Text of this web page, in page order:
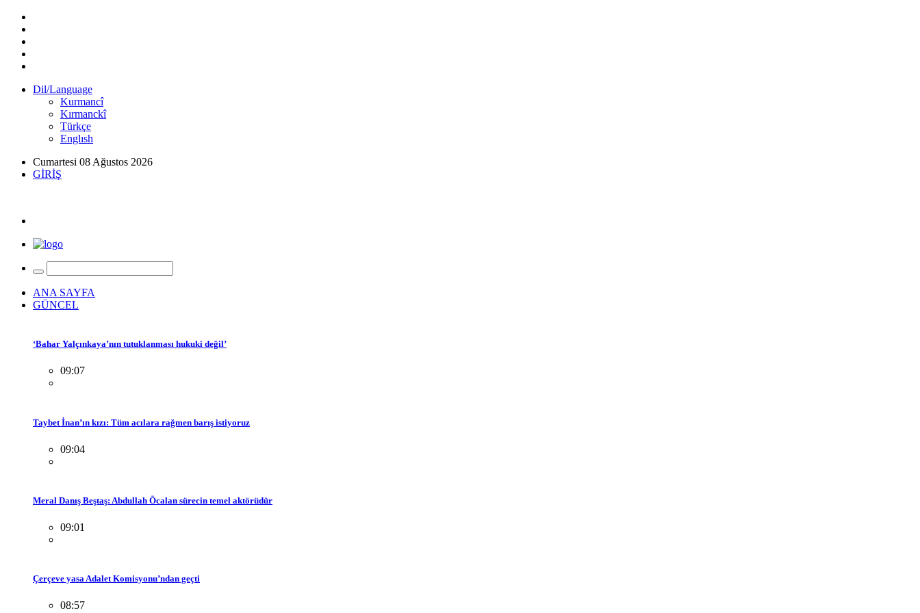
Dil/Language
Kurmancî
Kırmanckî
Türkçe
Englısh
Cumartesi 08 Ağustos 2026
GİRİŞ
ANA SAYFA
GÜNCEL
‘Bahar Yalçınkaya’nın tutuklanması hukuki değil’
09:07
Taybet İnan’ın kızı: Tüm acılara rağmen barış istiyoruz
09:04
Meral Danış Beştaş: Abdullah Öcalan sürecin temel aktörüdür
09:01
Çerçeve yasa Adalet Komisyonu’ndan geçti
08:57